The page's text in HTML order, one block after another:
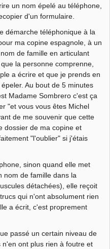
un nom épelé au téléphone,
d'un formulaire.
démarche téléphonique à la
ma copine espagnole, à un
de famille en articulant
la personne comprenne,
a écrire et que je prends en
Au bout de 5 minutes
Madame Sombrero c'est ça
"et vous vous êtes Michel
de me souvenir que cette
dossier de ma copine et
"l'oublier" si j'étais
sinon quand elle met
nom de famille dans la
détachées), elle reçoit
qui n'ont absolument rien
a écrit, c'est proprement
passé un certain niveau de
n'en ont plus rien à foutre et